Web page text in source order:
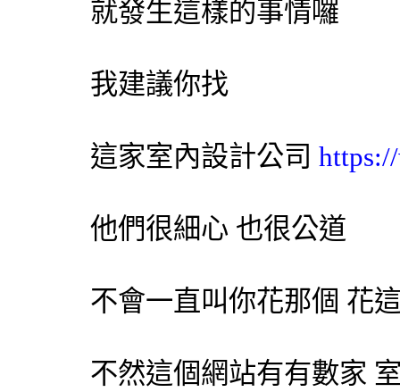
就發生這樣的事情囉
我建議你找
這家室內設計公司
他們很細心 也很公道
不會一直叫你花那個 花
不然這個網站有有數家